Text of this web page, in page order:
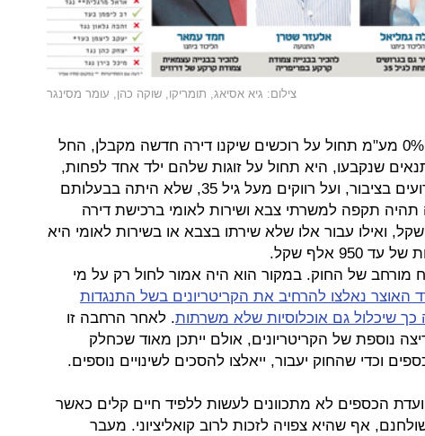
צילום: גיא אסיאג, תומריקו, שוקה כהן, עומר מסינגר
לפי הצעת החוק, הטבת 0% מע"מ תחול על רוכשים שיקנו דירה חדשה מקבלן, החל
לפי התנאים שנקבעו, היא תחול על זוגות שלהם ילד אחד לפחות,
ובהם זוגות חד־מיניים וידועים בציבור, ועל רווקים מעל גיל 35, שלא היתה בבעלותם
ההטבה תהיה תקפה למשרתי צבא ושירות לאומי ברכישת דירה
עד 1.6 מיליון שקל, ואילו עבור אלו שלא שירתו בצבא או בשירות לאומי היא
אלף שקל.
מורחב של החוק. במקור הוא היה אמור לחול רק על מי
האוצר נאלצו להרחיב את הקריטריונים בשל התנגדות
שיכלול גם אוכלוסיות שלא משרתות. לאחר הרחבה זו
נוספת של הקריטריונים, אולם ייתכן מאוד שכחלק
וכדי שהחוק יעבור, ייאלצו להסכים לשינויים נוספים.
הכספים לא מתכוונים לעשות ללפיד חיים קלים כאשר
אף שהיא צפויה לזכות לרוב קואליציוני. מעבר